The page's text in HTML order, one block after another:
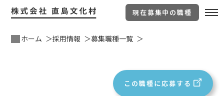
現在募集中の職種
ホーム 採用情報 募集職種一覧
この職種に応募する